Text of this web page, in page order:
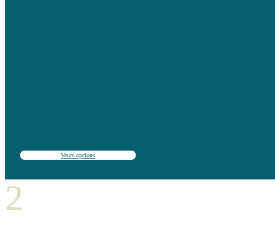
Veure opcions
2